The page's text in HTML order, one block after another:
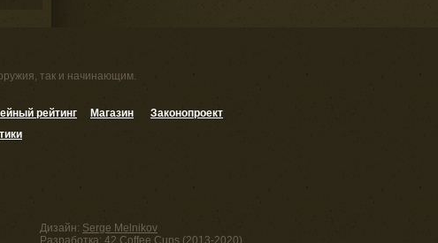
так и начинающим.
рейтинг
Магазин Законопроект
Дизайн: Serge Melnikov
Разработка: 42 Coffee Cups (2013-2020)